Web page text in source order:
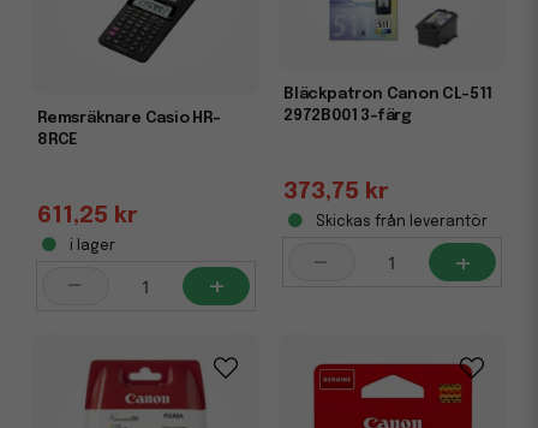
Remsräknare Casio HR-
8RCE
611,25 kr
i lager
- +
Bläckpatron Canon CL-511
2972B001 3-färg
373,75 kr
Skickas från leverantör
- +